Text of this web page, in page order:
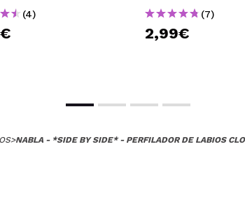
(4) (7)
2,99€
>NABLA - *SIDE BY SIDE* - PERFILADOR DE LABIOS